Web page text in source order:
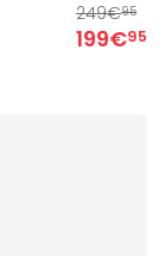
249€95
199€95